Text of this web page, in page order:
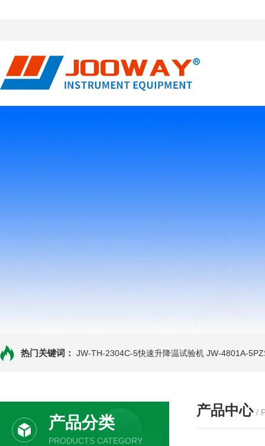
热门关键词： JW-TH-2304C-5快速升降温试验机 JW-4801A-
产品分类
PRODUCTS CATEGORY
产品中心 /